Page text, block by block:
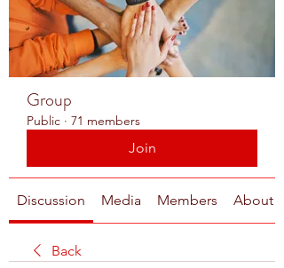
Group
Public · 71 members
Join
Discussion Media Members About
Back